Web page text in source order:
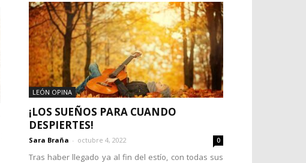
LEÓN OPINA
¡LOS SUEÑOS PARA CUANDO
DESPIERTES!
Sara Braña - octubre 4, 2022 0
Tras haber llegado ya al fin del estío, con todas sus